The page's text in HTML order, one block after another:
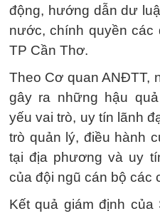
động, hướng dẫn dư
nước, chính quyền các
TP Cần Thơ.
Theo Cơ quan ANĐTT,
gây ra những hậu
yếu vai trò, uy tín lãnh
trò quản lý, điều hành
tại địa phương và uy
của đội ngũ cán bộ các
Kết quả giám định